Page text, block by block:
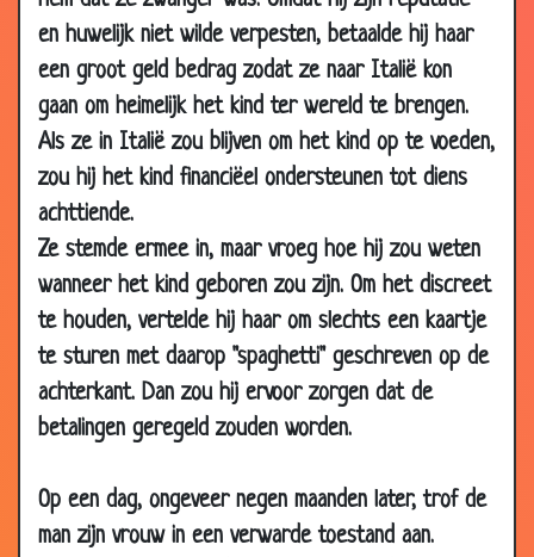
en huwelijk niet wilde verpesten, betaalde hij haar
een groot geld bedrag zodat ze naar Italië kon
gaan om heimelijk het kind ter wereld te brengen.
Als ze in Italië zou blijven om het kind op te voeden,
zou hij het kind financiëel ondersteunen tot diens
achttiende.
Ze stemde ermee in, maar vroeg hoe hij zou weten
wanneer het kind geboren zou zijn. Om het discreet
te houden, vertelde hij haar om slechts een kaartje
te sturen met daarop "spaghetti" geschreven op de
achterkant. Dan zou hij ervoor zorgen dat de
betalingen geregeld zouden worden.
Op een dag, ongeveer negen maanden later, trof de
man zijn vrouw in een verwarde toestand aan.
03 Oct
2008
Nog maar 24 uur 3.77
03 Oct
2008
Wat is reïncarnatie 3.55
02 Oct
2008
Zeg eens wat 3.21
29 Sep
Ruzie 3.51
26 Sep
In de worstenfabriek 3.47
23 Sep
Bij de hemelpoort
De mens
19 Sep
2008
Het huwelijk